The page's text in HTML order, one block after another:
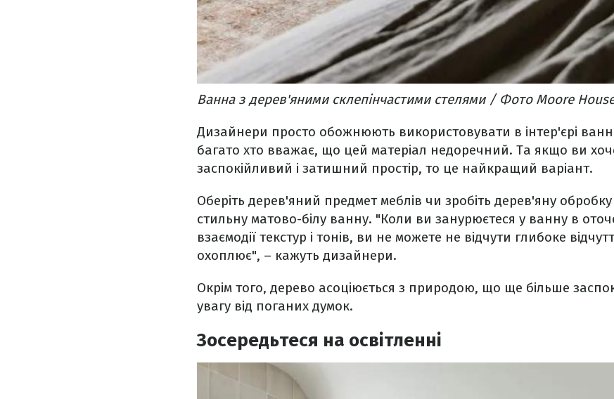
Ванна з дерев'яними склепінчастими стелями / Фото Moore
Дизайнери просто обожнюють використовувати в інтер'єрі
багато хто вважає, що цей матеріал недоречний. Та якщо ви
заспокійливий і затишний простір, то це найкращий варіант.
Оберіть дерев'яний предмет меблів чи зробіть дерев'яну обробку
стильну матово-білу ванну. "Коли ви занурюєтеся у ванну в
взаємодії текстур і тонів, ви не можете не відчути глибоке
охоплює", – кажуть дизайнери.
Окрім того, дерево асоціюється з природою, що ще більше
увагу від поганих думок.
Зосередьтеся на освітленні